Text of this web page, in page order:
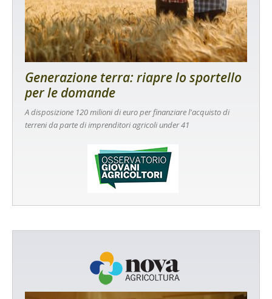
Generazione terra: riapre lo sportello
per le domande
A disposizione 120 milioni di euro per finanziare l'acquisto di
terreni da parte di imprenditori agricoli under 41